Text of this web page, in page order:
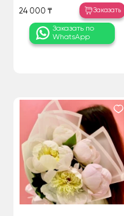
24 000 ₸ Заказать
Заказать по
WhatsApp